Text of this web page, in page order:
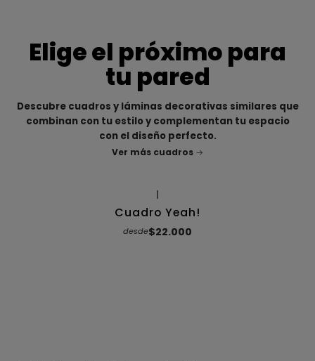
Elige el próximo para
tu pared
Descubre cuadros y láminas decorativas similares que
combinan con tu estilo y complementan tu espacio
con el diseño perfecto.
Ver más cuadros
Cuadro Yeah!
desde$22.000